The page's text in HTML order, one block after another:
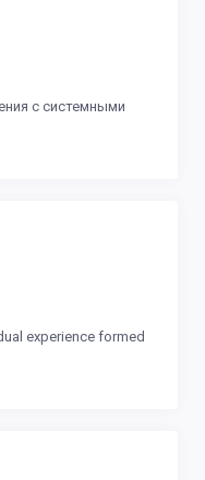
с системными
experience formed